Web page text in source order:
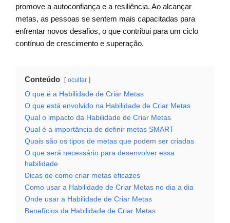
promove a autoconfiança e a resiliência. Ao alcançar
metas, as pessoas se sentem mais capacitadas para
enfrentar novos desafios, o que contribui para um ciclo
contínuo de crescimento e superação.
Conteúdo ocultar
O que é a Habilidade de Criar Metas
O que está envolvido na Habilidade de Criar Metas
Qual o impacto da Habilidade de Criar Metas
Qual é a importância de definir metas SMART
Quais são os tipos de metas que podem ser criadas
O que será necessário para desenvolver essa
habilidade
Dicas de como criar metas eficazes
Como usar a Habilidade de Criar Metas no dia a dia
Onde usar a Habilidade de Criar Metas
Benefícios da Habilidade de Criar Metas